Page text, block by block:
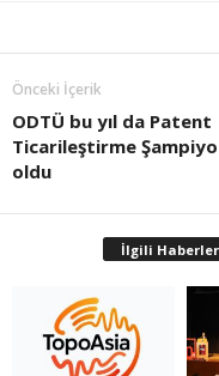
Önceki İçerik
ODTÜ bu yıl da Patent
Ticarileştirme
oldu
İlgili Haberler